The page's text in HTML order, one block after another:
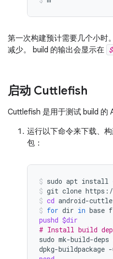
第一次构建预计需要几个小时
减少。 build 的输出会显示在
启动 Cuttlefish
Cuttlefish 是用于测试 build 的
运行以下命令来下载、
包：
sudo apt install
git clone
cd android-
for dir in base
pushd $dir
# Install build
sudo mk-build-deps
dpkg-buildpackage